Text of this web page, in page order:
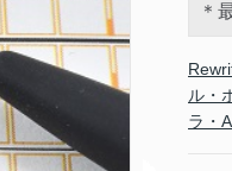
＊
ル・
ラ・